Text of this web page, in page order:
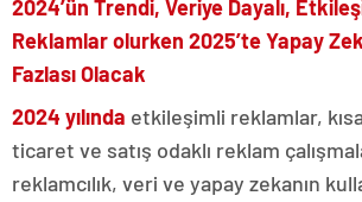
2024’ün Trendi, Veriye Dayalı,
Reklamlar olurken 2025’te Yapay
Fazlası Olacak
2024 yılında etkileşimli reklamlar,
ticaret ve satış odaklı reklam
reklamcılık, veri ve yapay zekanın